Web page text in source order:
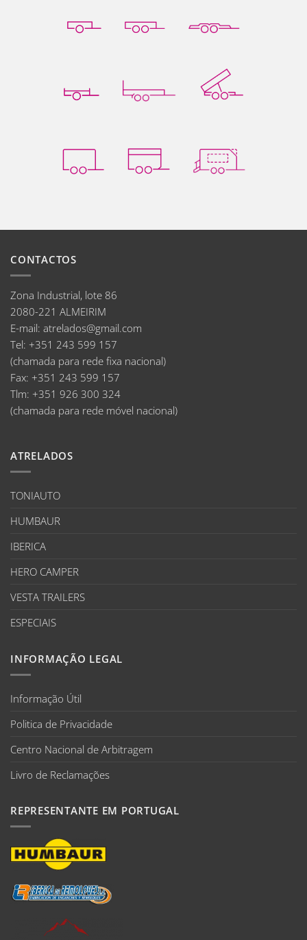
CONTACTOS
Zona Industrial, lote 86
2080-221 ALMEIRIM
E-mail: atrelados@gmail.com
Tel: +351 243 599 157
(chamada para rede fixa nacional)
Fax: +351 243 599 157
Tlm: +351 926 300 324
(chamada para rede móvel nacional)
ATRELADOS
TONIAUTO
HUMBAUR
IBERICA
HERO CAMPER
VESTA TRAILERS
ESPECIAIS
INFORMAÇÃO LEGAL
Informação Útil
Politica de Privacidade
Centro Nacional de Arbitragem
Livro de Reclamações
REPRESENTANTE EM PORTUGAL